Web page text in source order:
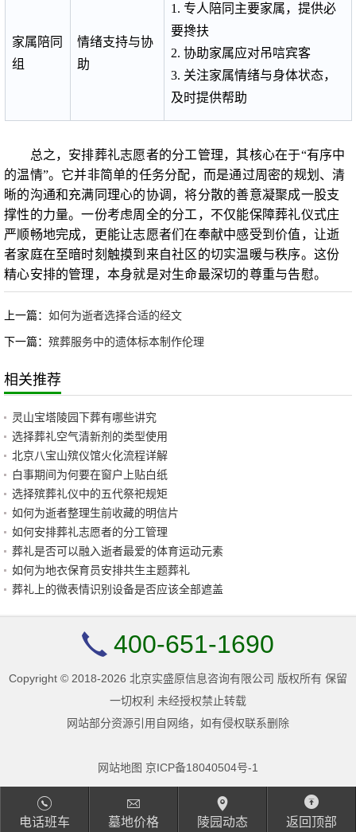
家属陪同
组
情绪支持与协
助
1. 专人陪同主要家属，提供必
要搀扶
2. 协助家属应对吊唁宾客
3. 关注家属情绪与身体状态，
及时提供帮助
总之，安排葬礼志愿者的分工管理，其核心在于“有序中
的温情”。它并非简单的任务分配，而是通过周密的规划、清
晰的沟通和充满同理心的协调，将分散的善意凝聚成一股支
撑性的力量。一份考虑周全的分工，不仅能保障葬礼仪式庄
严顺畅地完成，更能让志愿者们在奉献中感受到价值，让逝
者家庭在至暗时刻触摸到来自社区的切实温暖与秩序。这份
精心安排的管理，本身就是对生命最深切的尊重与告慰。
上一篇：如何为逝者选择合适的经文
下一篇：殡葬服务中的遗体标本制作伦理
相关推荐
灵山宝塔陵园下葬有哪些讲究
选择葬礼空气清新剂的类型使用
北京八宝山殡仪馆火化流程详解
白事期间为何要在窗户上贴白纸
选择殡葬礼仪中的五代祭祀规矩
如何为逝者整理生前收藏的明信片
如何安排葬礼志愿者的分工管理
葬礼是否可以融入逝者最爱的体育运动元素
如何为地衣保育员安排共生主题葬礼
葬礼上的微表情识别设备是否应该全部遮盖
400-651-1690
Copyright © 2018-2026 北京实盛原信息咨询有限公司 版权所有 保留
一切权利 未经授权禁止转载
网站部分资源引用自网络，如有侵权联系删除
网站地图 京ICP备18040504号-1
电话班车 墓地价格 陵园动态 返回顶部